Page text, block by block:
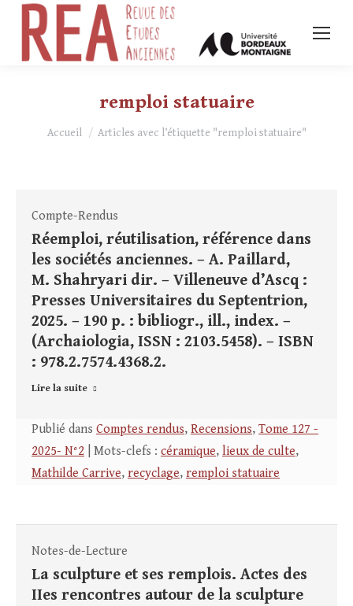
remploi statuaire
Vous êtes ici :
Accueil Articles avec l’étiquette "remploi statuaire"
Compte-Rendus
Réemploi, réutilisation, référence dans
les sociétés anciennes. – A. Paillard,
M. Shahryari dir. – Villeneuve d’Ascq :
Presses Universitaires du Septentrion,
2025. – 190 p. : bibliogr., ill., index. –
(Archaiologia, ISSN : 2103.5458). – ISBN
: 978.2.7574.4368.2.
Lire la suite
Publié dans Comptes rendus, Recensions, Tome 127 -
2025- N°2 | Mots-clefs : céramique, lieux de culte,
Mathilde Carrive, recyclage, remploi statuaire
Notes-de-Lecture
La sculpture et ses remplois. Actes des
IIes rencontres autour de la sculpture